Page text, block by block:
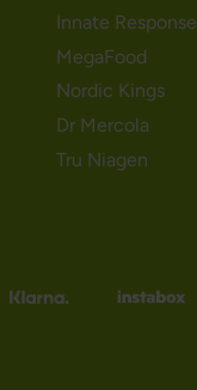
Innate Response
MegaFood
Nordic Kings
Dr Mercola
Tru Niagen